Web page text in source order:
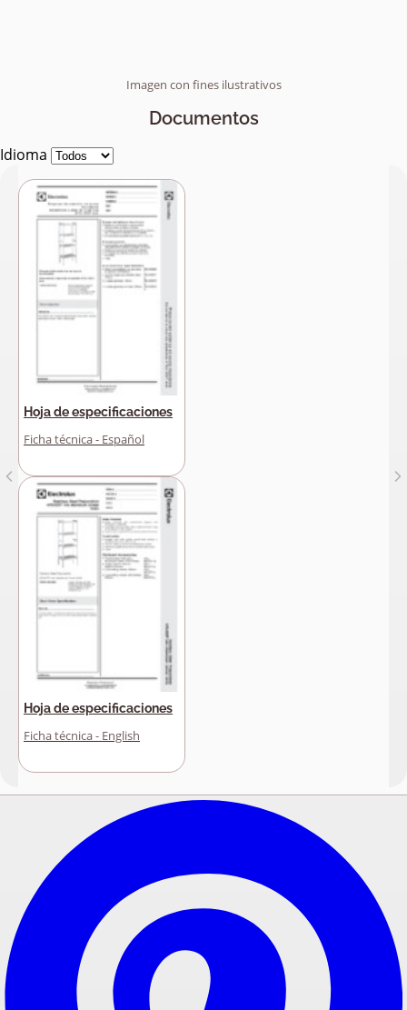
Imagen con fines ilustrativos
Documentos
Idioma
Hoja de especificaciones
Ficha técnica - Español
Hoja de especificaciones
Ficha técnica - English